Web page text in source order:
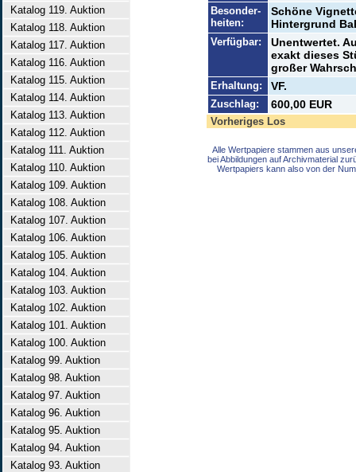
Katalog 119. Auktion
Katalog 118. Auktion
Katalog 117. Auktion
Katalog 116. Auktion
Katalog 115. Auktion
Katalog 114. Auktion
Katalog 113. Auktion
Katalog 112. Auktion
Katalog 111. Auktion
Katalog 110. Auktion
Katalog 109. Auktion
Katalog 108. Auktion
Katalog 107. Auktion
Katalog 106. Auktion
Katalog 105. Auktion
Katalog 104. Auktion
Katalog 103. Auktion
Katalog 102. Auktion
Katalog 101. Auktion
Katalog 100. Auktion
Katalog 99. Auktion
Katalog 98. Auktion
Katalog 97. Auktion
Katalog 96. Auktion
Katalog 95. Auktion
Katalog 94. Auktion
Katalog 93. Auktion
Besonder-
heiten:
Schöne
Hintergrund
Verfügbar:
Unentwertet.
exakt dieses
großer
Erhaltung: VF.
Zuschlag: 600,00 EUR
Vorheriges Los
Alle Wertpapiere stammen aus
bei Abbildungen auf Archivmaterial
Wertpapiers kann also von der